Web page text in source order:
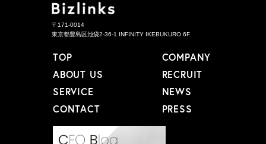
〒171-0014
東京都豊島区池袋2-36-1 INFINITY IKEBUKURO 6F
TOP
COMPANY
ABOUT US
RECRUIT
SERVICE
NEWS
CONTACT
PRESS